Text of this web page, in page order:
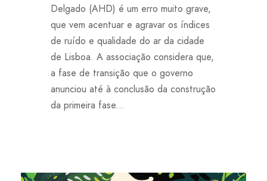
Delgado (AHD) é um erro muito grave,
que vem acentuar e agravar os índices
de ruído e qualidade do ar da cidade
de Lisboa. A associação considera que,
a fase de transição que o governo
anunciou até à conclusão da construção
da primeira fase...